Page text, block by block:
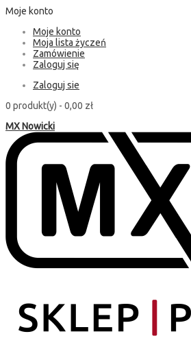
Moje konto
Moje konto
Moja lista życzeń
Zamówienie
Zaloguj się
Zaloguj sie
0 produkt(y) - 0,00 zł
MX Nowicki